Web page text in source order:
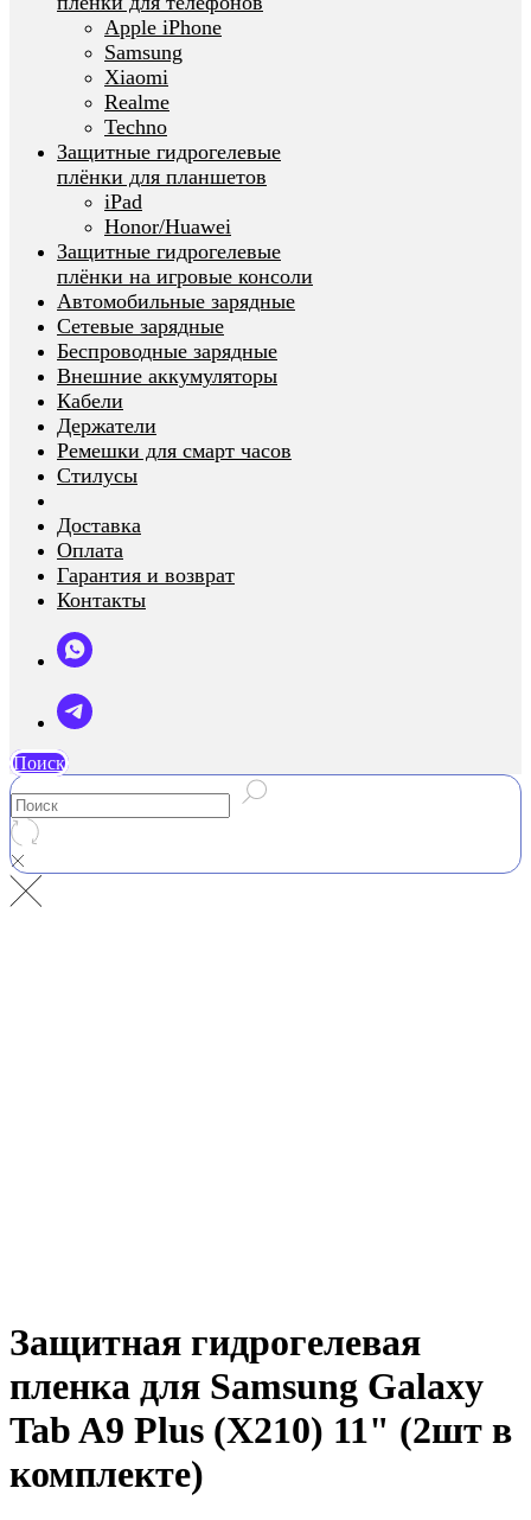
Apple iPhone
Samsung
Xiaomi
Realme
Techno
Защитные гидрогелевые
плёнки для планшетов
iPad
Honor/Huawei
Защитные гидрогелевые
плёнки на игровые консоли
Автомобильные зарядные
Сетевые зарядные
Беспроводные зарядные
Внешние аккумуляторы
Кабели
Держатели
Ремешки для смарт часов
Стилусы
Доставка
Оплата
Гарантия и возврат
Контакты
Поиск
Защитная гидрогелевая
пленка для Samsung Galaxy
Tab A9 Plus (X210) 11" (2шт в
комплекте)